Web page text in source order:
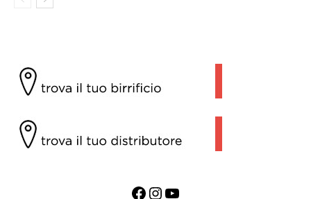
Facebook InstagramYouTube